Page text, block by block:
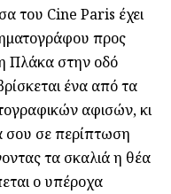
του Cine Paris έχει
προς
Πλάκα στην οδό
ένα από τα
αφισών, κι
σου σε περίπτωση
τα σκαλιά η θέα
ο υπέροχα